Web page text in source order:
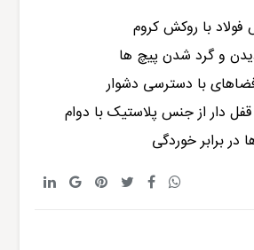
با روکش کروم
و گرد شدن پیچ ها
با دسترسی دشوار
قفل دار از جنس پلاستیک با دوام
در برابر خوردگی